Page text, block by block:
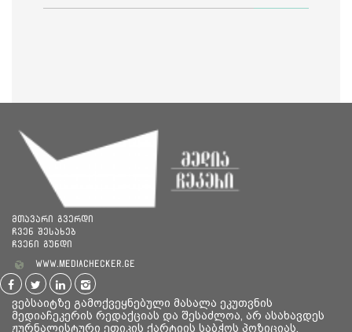
მთავარი გვერდი
ჩვენ შესახებ
ჩვენი გუნდი
www.mediachecker.ge
ვებსაიტზე გამოქვეყნებული მასალა ეკუთვნის
მედიაჩეკერის რედაქციას და შესაძლოა, არ ასახავდეს
ჟურნალისტური ეთიკის ქარტიის საბჭოს პოზიციას.